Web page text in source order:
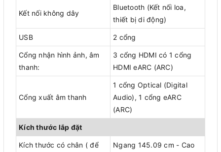
Kết nối không dây
Bluetooth (Kết nối loa,
thiết bị di động)
USB 2 cổng
Cổng nhận hình ảnh, âm
thanh:
3 cổng HDMI có 1 cổng
HDMI eARC (ARC)
Cổng xuất âm thanh
1 cổng Optical (Digital
Audio), 1 cổng eARC
(ARC)
Kích thước lắp đặt
Kích thước có chân ( để
Ngang 145.09 cm - Cao